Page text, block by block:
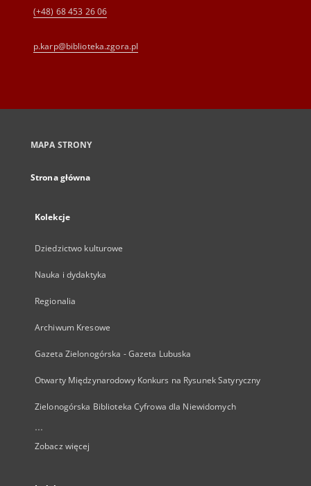
(+48) 68 453 26 06
p.karp@biblioteka.zgora.pl
MAPA STRONY
Strona główna
Kolekcje
Dziedzictwo kulturowe
Nauka i dydaktyka
Regionalia
Archiwum Kresowe
Gazeta Zielonogórska - Gazeta Lubuska
Otwarty Międzynarodowy Konkurs na Rysunek Satyryczny
Zielonogórska Biblioteka Cyfrowa dla Niewidomych
...
Zobacz więcej